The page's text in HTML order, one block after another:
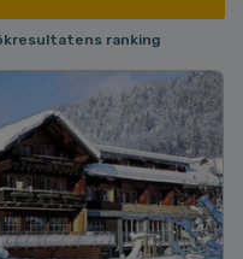
ranking